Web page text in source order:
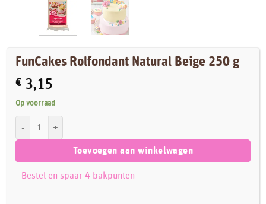
FunCakes Rolfondant Natural Beige 250 g
€ 3,15
Op voorraad
Toevoegen aan winkelwagen
Bestel en spaar 4 bakpunten